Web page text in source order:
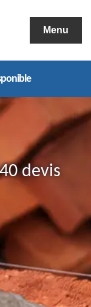
Menu
devis